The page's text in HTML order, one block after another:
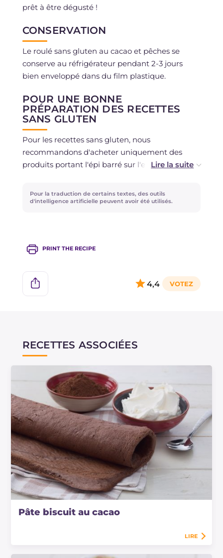
prêt à être dégusté !
CONSERVATION
Le roulé sans gluten au cacao et pêches se
conserve au réfrigérateur pendant 2-3 jours
bien enveloppé dans du film plastique.
POUR UNE BONNE
PRÉPARATION DES RECETTES
SANS GLUTEN
Pour les recettes sans gluten, nous
recommandons d'acheter uniquement des
produits portant l'épi barré sur l'emballage,
l'AIC Association Italienne de la Maladie
Cœliaque.
Pour la traduction de certains textes, des outils
d'intelligence artificielle peuvent avoir été utilisés.
PRINT THE RECIPE
4,4
RECETTES ASSOCIÉES
Pâte biscuit au cacao
LIRE